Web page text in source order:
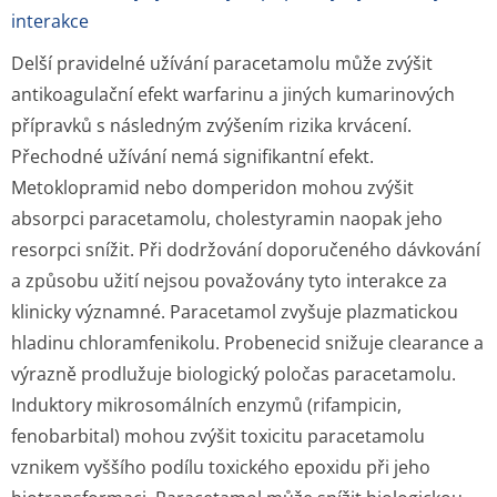
interakce
Delší pravidelné užívání paracetamolu může zvýšit
antikoagulační efekt warfarinu a jiných kumarinových
přípravků s následným zvýšením rizika krvácení.
Přechodné užívání nemá signifikantní efekt.
Metoklopramid nebo domperidon mohou zvýšit
absorpci paracetamolu, cholestyramin naopak jeho
resorpci snížit. Při dodržování doporučeného dávkování
a způsobu užití nejsou považovány tyto interakce za
klinicky významné. Paracetamol zvyšuje plazmatickou
hladinu chloramfenikolu. Probenecid snižuje clearance a
výrazně prodlužuje biologický poločas paracetamolu.
Induktory mikrosomálních enzymů (rifampicin,
fenobarbital) mohou zvýšit toxicitu paracetamolu
vznikem vyššího podílu toxického epoxidu při jeho